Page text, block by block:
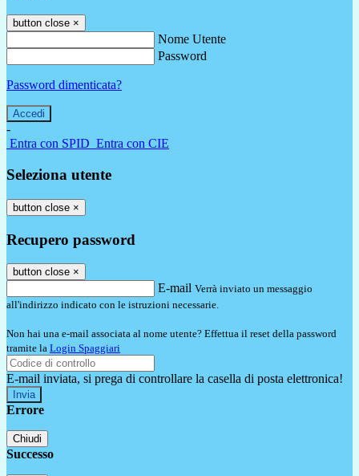
button close ×
Nome Utente
Password
Password dimenticata?
-
Entra con SPID Entra con CIE
Seleziona utente
button close ×
Recupero password
button close ×
E-mail Verrà inviato un messaggio
all'indirizzo indicato con le istruzioni necessarie.
Non hai una e-mail associata al nome utente? Effettua il reset della password
tramite la Login Spaggiari
E-mail inviata, si prega di controllare la casella di posta elettronica!
Errore
Chiudi
Successo